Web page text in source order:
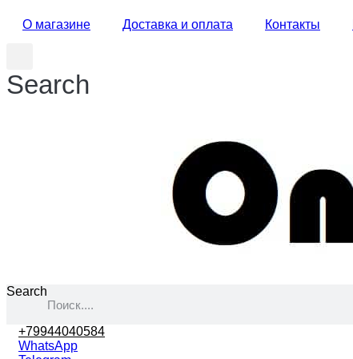
О магазине Доставка и оплата Контакты
Search
Search
+79944040584
WhatsApp